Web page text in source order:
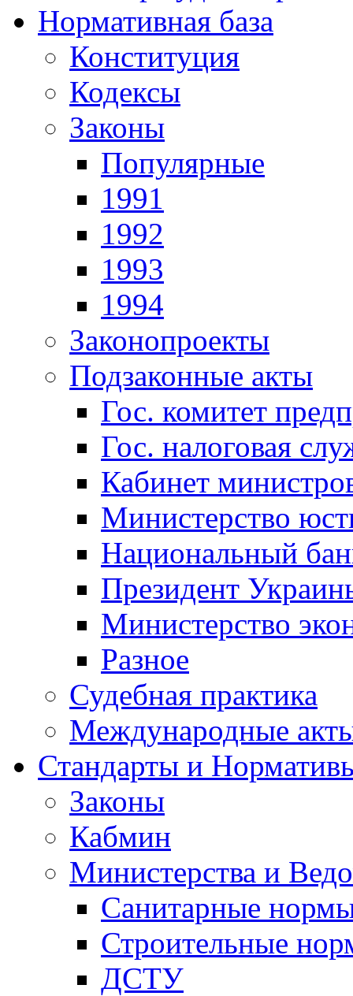
Нормативная база
Конституция
Кодексы
Законы
Популярные
1991
1992
1993
1994
Законопроекты
Подзаконные акты
Гос. комитет
Гос. налоговая
Кабинет
Министерство
Национальный
Президент
Министерство
Разное
Судебная практика
Международные
Стандарты и
Законы
Кабмин
Министерства и
Санитарные
Строительные
ДСТУ